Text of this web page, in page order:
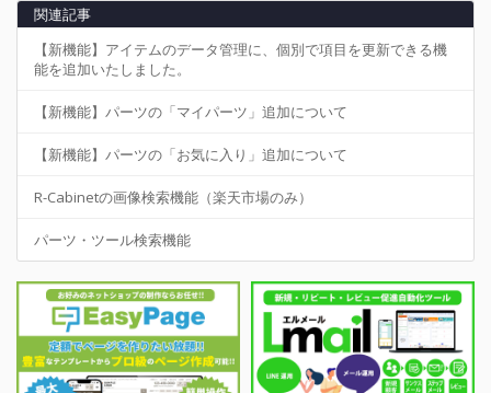
関連記事
【新機能】アイテムのデータ管理に、個別で項目を更新できる機
能を追加いたしました。
【新機能】パーツの「マイパーツ」追加について
【新機能】パーツの「お気に入り」追加について
R-Cabinetの画像検索機能（楽天市場のみ）
パーツ・ツール検索機能